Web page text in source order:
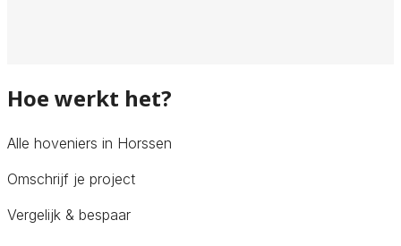
Hoe werkt het?
Alle hoveniers in Horssen
Omschrijf je project
Vergelijk & bespaar